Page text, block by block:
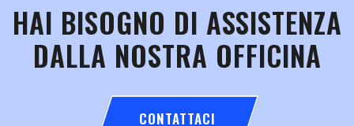
HAI BISOGNO DI ASSISTENZA
DALLA NOSTRA OFFICINA
CONTATTACI